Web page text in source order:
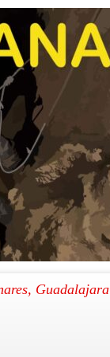
Guadalajara